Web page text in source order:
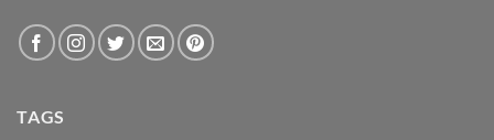
TAGS